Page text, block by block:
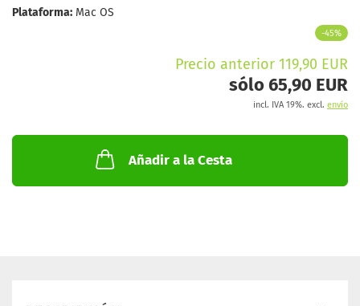
Plataforma: Mac OS
-45%
Precio anterior 119,90 EUR
sólo 65,90 EUR
incl. IVA 19%. excl. envío
Añadir a la Cesta